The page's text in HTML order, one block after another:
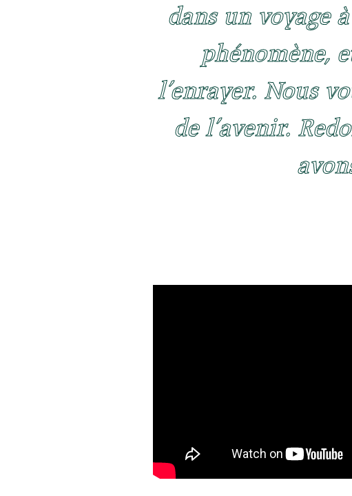
dans un voyage
phénomène,
l’enrayer. Nous
de l’avenir.